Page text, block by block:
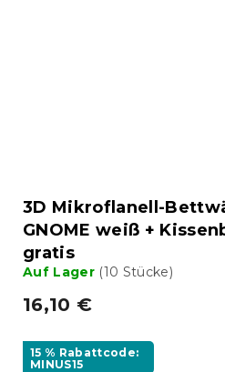
3D Mikroflanell-
GNOME weiß +
gratis
Auf Lager (10 Stücke)
16,10 €
15 % Rabattcode:
MINUS15